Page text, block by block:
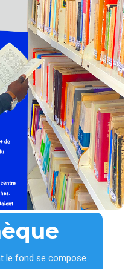
le fond se compose